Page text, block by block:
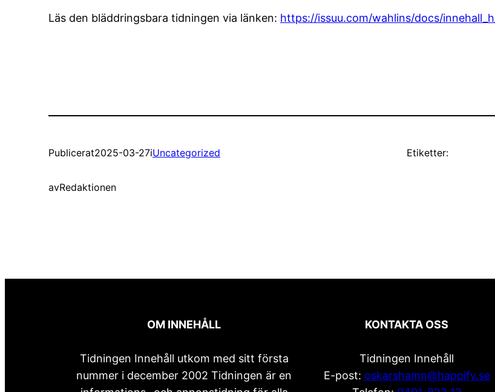
Läs den bläddringsbara tidningen via länken: https://issuu.com/wahlins/docs/
Publicerat2025-03-27iUncategorized
avRedaktionen
Etiketter:
OM INNEHÅLL
Tidningen Innehåll utkom med sitt första
nummer i december 2002 Tidningen är en
KONTAKTA OSS
Tidningen Innehåll
E-post: oskarshamn@happify.se